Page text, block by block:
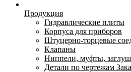
Продукция
Гидравлические плиты
Корпуса для приборов
Штуцерно-торцевые
Клапаны
Ниппели, муфты,
Детали по чертежам